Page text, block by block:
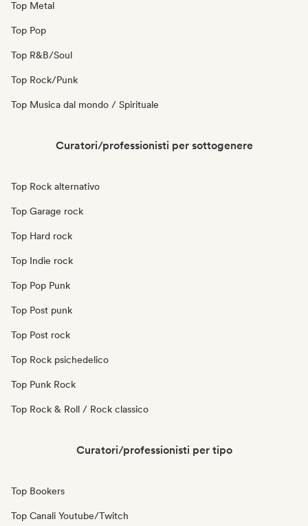
Top Metal
Top Pop
Top R&B/Soul
Top Rock/Punk
Top Musica dal mondo / Spirituale
Curatori/professionisti per sottogenere
Top Rock alternativo
Top Garage rock
Top Hard rock
Top Indie rock
Top Pop Punk
Top Post punk
Top Post rock
Top Rock psichedelico
Top Punk Rock
Top Rock & Roll / Rock classico
Curatori/professionisti per tipo
Top Bookers
Top Canali Youtube/Twitch